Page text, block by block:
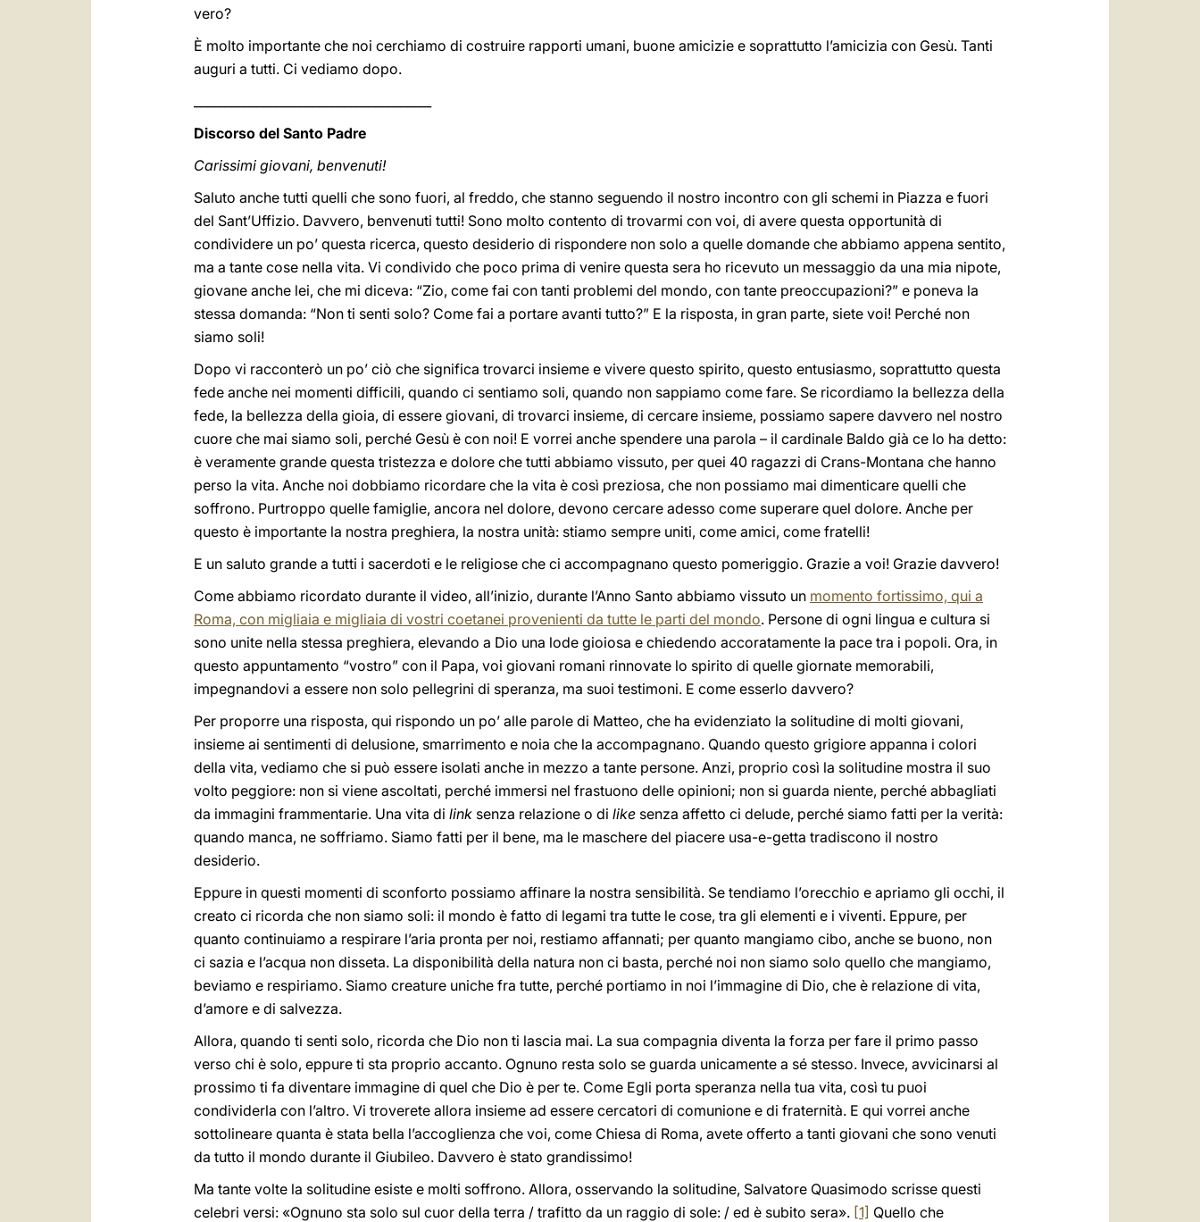
vero?
È molto importante che noi cerchiamo di costruire rapporti umani, buone amicizie e soprattutto l’amicizia con Gesù. Tanti
auguri a tutti. Ci vediamo dopo.
Discorso del Santo Padre
Carissimi giovani, benvenuti!
Saluto anche tutti quelli che sono fuori, al freddo, che stanno seguendo il nostro incontro con gli schemi in Piazza e fuori
del Sant’Uffizio. Davvero, benvenuti tutti! Sono molto contento di trovarmi con voi, di avere questa opportunità di
condividere un po’ questa ricerca, questo desiderio di rispondere non solo a quelle domande che abbiamo appena sentito,
ma a tante cose nella vita. Vi condivido che poco prima di venire questa sera ho ricevuto un messaggio da una mia nipote,
giovane anche lei, che mi diceva: “Zio, come fai con tanti problemi del mondo, con tante preoccupazioni?” e poneva la
stessa domanda: “Non ti senti solo? Come fai a portare avanti tutto?” E la risposta, in gran parte, siete voi! Perché non
siamo soli!
Dopo vi racconterò un po’ ciò che significa trovarci insieme e vivere questo spirito, questo entusiasmo, soprattutto questa
fede anche nei momenti difficili, quando ci sentiamo soli, quando non sappiamo come fare. Se ricordiamo la bellezza della
fede, la bellezza della gioia, di essere giovani, di trovarci insieme, di cercare insieme, possiamo sapere davvero nel nostro
cuore che mai siamo soli, perché Gesù è con noi! E vorrei anche spendere una parola – il cardinale Baldo già ce lo ha detto:
è veramente grande questa tristezza e dolore che tutti abbiamo vissuto, per quei 40 ragazzi di Crans-Montana che hanno
perso la vita. Anche noi dobbiamo ricordare che la vita è così preziosa, che non possiamo mai dimenticare quelli che
soffrono. Purtroppo quelle famiglie, ancora nel dolore, devono cercare adesso come superare quel dolore. Anche per
questo è importante la nostra preghiera, la nostra unità: stiamo sempre uniti, come amici, come fratelli!
E un saluto grande a tutti i sacerdoti e le religiose che ci accompagnano questo pomeriggio. Grazie a voi! Grazie davvero!
Come abbiamo ricordato durante il video, all’inizio, durante l’Anno Santo abbiamo vissuto un momento fortissimo, qui a
Roma, con migliaia e migliaia di vostri coetanei provenienti da tutte le parti del mondo. Persone di ogni lingua e cultura si
sono unite nella stessa preghiera, elevando a Dio una lode gioiosa e chiedendo accoratamente la pace tra i popoli. Ora, in
questo appuntamento “vostro” con il Papa, voi giovani romani rinnovate lo spirito di quelle giornate memorabili,
impegnandovi a essere non solo pellegrini di speranza, ma suoi testimoni. E come esserlo davvero?
Per proporre una risposta, qui rispondo un po’ alle parole di Matteo, che ha evidenziato la solitudine di molti giovani,
insieme ai sentimenti di delusione, smarrimento e noia che la accompagnano. Quando questo grigiore appanna i colori
della vita, vediamo che si può essere isolati anche in mezzo a tante persone. Anzi, proprio così la solitudine mostra il suo
volto peggiore: non si viene ascoltati, perché immersi nel frastuono delle opinioni; non si guarda niente, perché abbagliati
da immagini frammentarie. Una vita di link senza relazione o di like senza affetto ci delude, perché siamo fatti per la verità:
quando manca, ne soffriamo. Siamo fatti per il bene, ma le maschere del piacere usa-e-getta tradiscono il nostro
desiderio.
Eppure in questi momenti di sconforto possiamo affinare la nostra sensibilità. Se tendiamo l’orecchio e apriamo gli occhi, il
creato ci ricorda che non siamo soli: il mondo è fatto di legami tra tutte le cose, tra gli elementi e i viventi. Eppure, per
quanto continuiamo a respirare l’aria pronta per noi, restiamo affannati; per quanto mangiamo cibo, anche se buono, non
ci sazia e l’acqua non disseta. La disponibilità della natura non ci basta, perché noi non siamo solo quello che mangiamo,
beviamo e respiriamo. Siamo creature uniche fra tutte, perché portiamo in noi l’immagine di Dio, che è relazione di vita,
d’amore e di salvezza.
Allora, quando ti senti solo, ricorda che Dio non ti lascia mai. La sua compagnia diventa la forza per fare il primo passo
verso chi è solo, eppure ti sta proprio accanto. Ognuno resta solo se guarda unicamente a sé stesso. Invece, avvicinarsi al
prossimo ti fa diventare immagine di quel che Dio è per te. Come Egli porta speranza nella tua vita, così tu puoi
condividerla con l’altro. Vi troverete allora insieme ad essere cercatori di comunione e di fraternità. E qui vorrei anche
sottolineare quanta è stata bella l’accoglienza che voi, come Chiesa di Roma, avete offerto a tanti giovani che sono venuti
da tutto il mondo durante il Giubileo. Davvero è stato grandissimo!
Ma tante volte la solitudine esiste e molti soffrono. Allora, osservando la solitudine, Salvatore Quasimodo scrisse questi
celebri versi: «Ognuno sta solo sul cuor della terra / trafitto da un raggio di sole: / ed è subito sera». [1] Quello che